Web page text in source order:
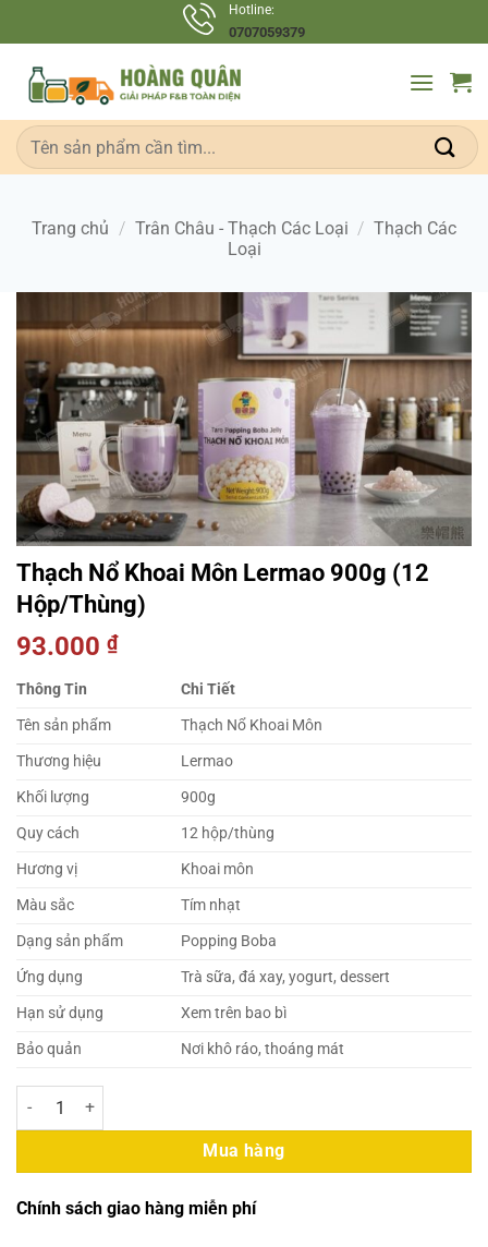
qua
dung
Hotline:
0707059379
Tìm
kiếm:
Trang chủ / Trân Châu - Thạch Các Loại / Thạch Các
Loại
Thạch Nổ Khoai Môn Lermao 900g (12
Hộp/Thùng)
93.000 ₫
Thông Tin
Chi Tiết
Tên sản phẩm
Thạch Nổ Khoai Môn
Thương hiệu
Lermao
Khối lượng
900g
Quy cách
12 hộp/thùng
Hương vị
Khoai môn
Màu sắc
Tím nhạt
Dạng sản phẩm
Popping Boba
Ứng dụng
Trà sữa, đá xay, yogurt, dessert
Hạn sử dụng
Xem trên bao bì
Bảo quản
Nơi khô ráo, thoáng mát
Thạch Nổ Khoai Môn Lermao 900g (12 Hộp/Thùng) số lượng
Mua hàng
Chính sách giao hàng miễn phí